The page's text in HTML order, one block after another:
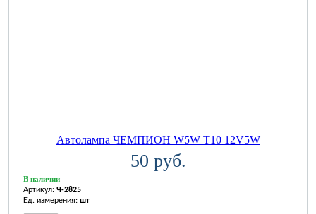
Автолампа ЧЕМПИОН W5W T10 12V5W
50 руб.
В наличии
Артикул: Ч-2825
Ед. измерения: шт